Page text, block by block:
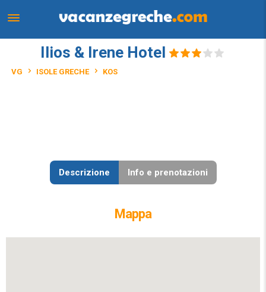
Ilios & Irene Hotel
VG ISOLE GRECHE KOS
Descrizione Info e prenotazioni
Mappa